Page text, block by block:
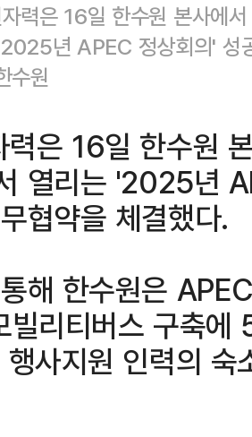
력은 16일 한수원 본사에
년 APEC 정상회의' 성
수원
력은 16일 한수원
열리는 '2025년
협약을 체결했다.
해 한수원은
빌리티버스 구축에
행사지원 인력의